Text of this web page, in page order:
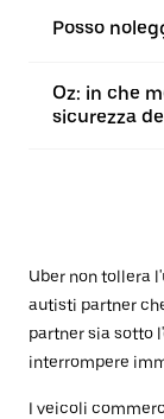
Posso
Oz: in che
sicurezza
Uber non tollera
autisti partner
partner sia sotto
interrompere
I veicoli